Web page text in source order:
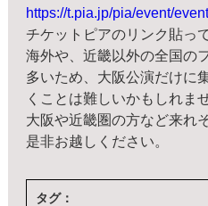
https://t.pia.jp/pia/event/
チケットピアのリンク貼っ
海外や、近畿以外の全国の
多いため、大阪公演だけに
くことは難しいかもしれま
大阪や近畿圏の方など来れ
是非お越しください。
タグ：